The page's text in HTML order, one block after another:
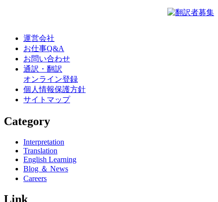
運営会社
お仕事Q&A
お問い合わせ
通訳・翻訳
オンライン登録
個人情報保護方針
サイトマップ
Category
Interpretation
Translation
English Learning
Blog ＆ News
Careers
Link